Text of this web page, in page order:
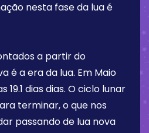
nesta fase da lua é
a partir do
é a era da lua. Em Maio
19.1 dias dias. O ciclo lunar
terminar, o que nos
passando de lua nova